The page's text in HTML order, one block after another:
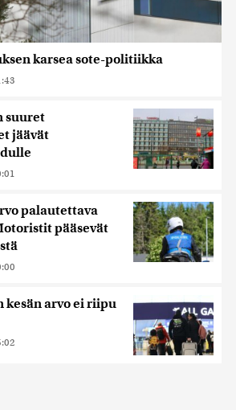
karsea sote-politiikka
suuret
jäävät
palautettava
pääsevät
kesän arvo ei riipu